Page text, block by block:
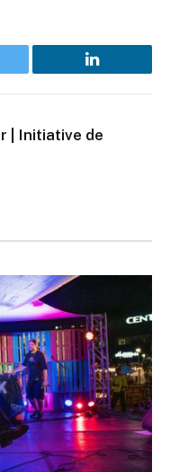
LinkedIn
| Initiative de